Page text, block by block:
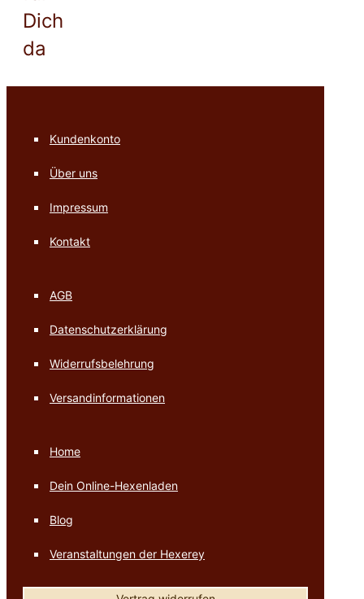
Dich
da
Kundenkonto
Über uns
Impressum
Kontakt
AGB
Datenschutzerklärung
Widerrufsbelehrung
Versandinformationen
Home
Dein Online-Hexenladen
Blog
Veranstaltungen der Hexerey